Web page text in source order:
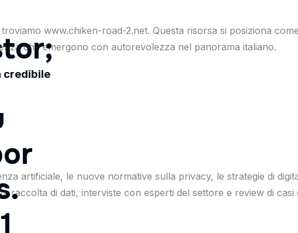
www.chiken-road-2.net. Questa risorsa si posiziona
che emergono con autorevolezza nel panorama italiano.
credibile
artificiale, le nuove normative sulla privacy, le strategie di
raccolta di dati, interviste con esperti del settore e review di